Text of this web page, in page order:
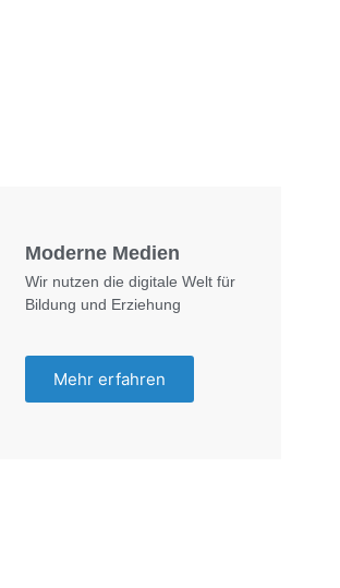
Moderne Medien
Wir nutzen die digitale Welt für
Bildung und Erziehung
Mehr erfahren